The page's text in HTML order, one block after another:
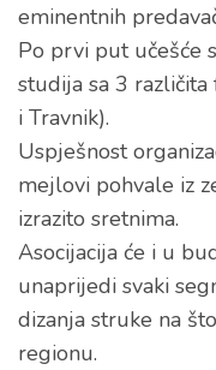
eminentnih
Po prvi put učešće
studija sa 3 različita
i Travnik).
Uspješnost
mejlovi pohvale iz
izrazito sretnima.
Asocijacija će i u
unaprijedi svaki
dizanja struke na
regionu.